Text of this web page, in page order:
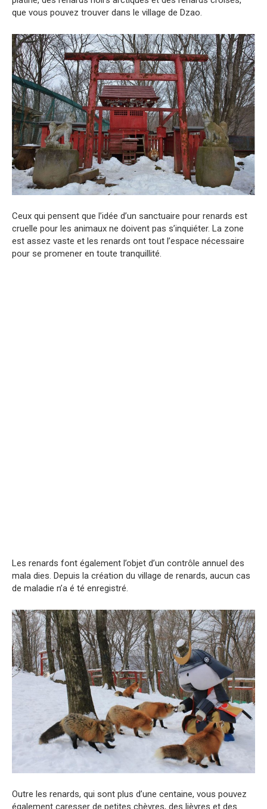
que vous pouvez trouver dans le village de Dzao.
Ceux qui pensent que l’idée d’un sanctuaire pour renards est
cruelle pour les animaux ne doivent pas s’inquiéter. La zone
est assez vaste et les renards ont tout l’espace nécessaire
pour se promener en toute tranquillité.
Les renards font également l’objet d’un contrôle annuel des
mala dies. Depuis la création du village de renards, aucun cas
de maladie n’a é té enregistré.
Outre les renards, qui sont plus d’une centaine, vous pouvez
également caresser de petites chèvres, des lièvres et des